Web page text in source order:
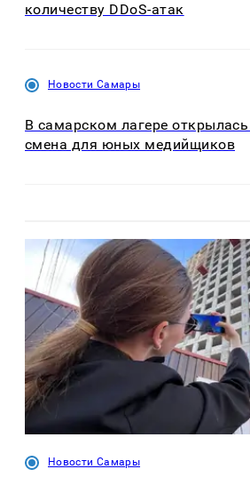
количеству DDoS-атак
Новости Самары
В самарском лагере
смена для юных медийщиков
Новости Самары